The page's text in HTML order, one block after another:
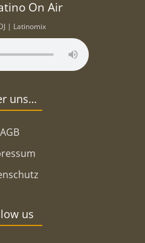
On Air
| Latinomix
uns…
AGB
us